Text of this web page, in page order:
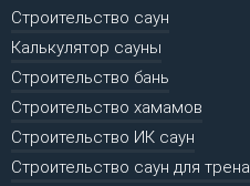
Строительство саун
Калькулятор сауны
Строительство бань
Строительство хамамов
Строительство ИК саун
Строительство саун для